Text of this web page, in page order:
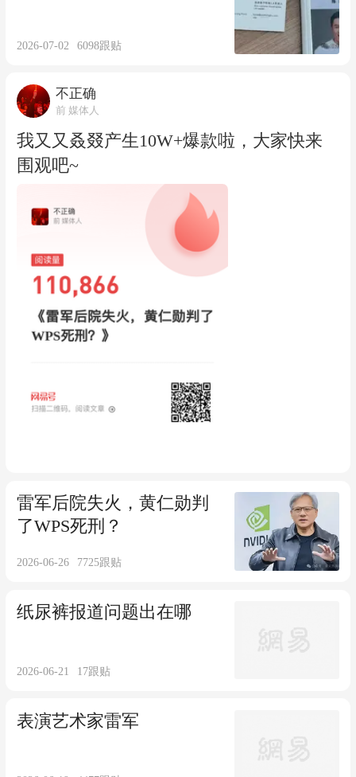
2026-07-02 6098跟贴
不正确
前 媒体人
我又又叒叕产生10W+爆款啦，大家快来
围观吧~
雷军后院失火，黄仁勋判
了WPS死刑？
2026-06-26 7725跟贴
纸尿裤报道问题出在哪
2026-06-21 17跟贴
表演艺术家雷军